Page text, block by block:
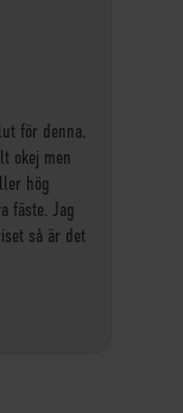
för denna.
okej men
hög
fäste. Jag
så är det